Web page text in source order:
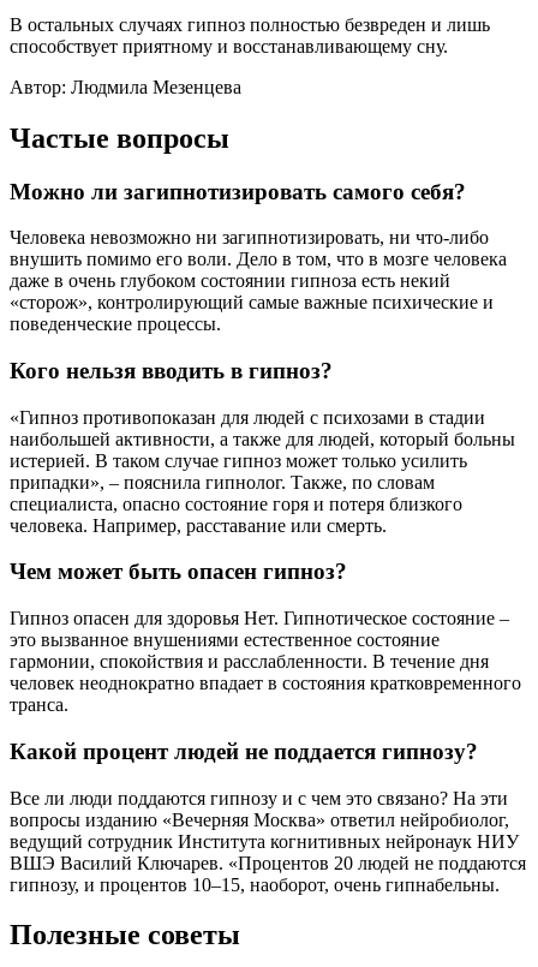
В остальных случаях гипноз полностью безвреден и лишь
способствует приятному и восстанавливающему сну.
Автор: Людмила Мезенцева
Частые вопросы
Можно ли загипнотизировать самого себя?
Человека невозможно ни загипнотизировать, ни что-либо
внушить помимо его воли. Дело в том, что в мозге человека
даже в очень глубоком состоянии гипноза есть некий
«сторож», контролирующий самые важные психические и
поведенческие процессы.
Кого нельзя вводить в гипноз?
«Гипноз противопоказан для людей с психозами в стадии
наибольшей активности, а также для людей, который больны
истерией. В таком случае гипноз может только усилить
припадки», – пояснила гипнолог. Также, по словам
специалиста, опасно состояние горя и потеря близкого
человека. Например, расставание или смерть.
Чем может быть опасен гипноз?
Гипноз опасен для здоровья Нет. Гипнотическое состояние –
это вызванное внушениями естественное состояние
гармонии, спокойствия и расслабленности. В течение дня
человек неоднократно впадает в состояния кратковременного
транса.
Какой процент людей не поддается гипнозу?
Все ли люди поддаются гипнозу и с чем это связано? На эти
вопросы изданию «Вечерняя Москва» ответил нейробиолог,
ведущий сотрудник Института когнитивных нейронаук НИУ
ВШЭ Василий Ключарев. «Процентов 20 людей не поддаются
гипнозу, и процентов 10–15, наоборот, очень гипнабельны.
Полезные советы